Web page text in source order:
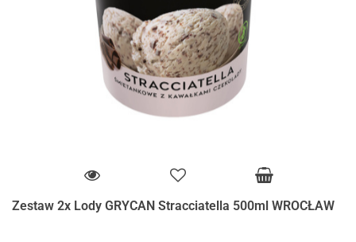
Zestaw 2x Lody GRYCAN Stracciatella 500ml WROCŁAW